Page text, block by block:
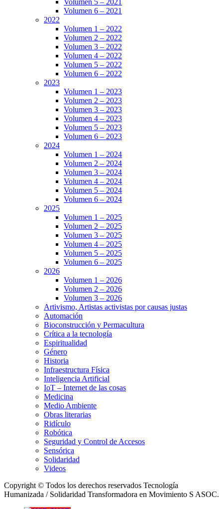
Volumen 5 – 2021
Volumen 6 – 2021
2022
Volumen 1 – 2022
Volumen 2 – 2022
Volumen 3 – 2022
Volumen 4 – 2022
Volumen 5 – 2022
Volumen 6 – 2022
2023
Volumen 1 – 2023
Volumen 2 – 2023
Volumen 3 – 2023
Volumen 4 – 2023
Volumen 5 – 2023
Volumen 6 – 2023
2024
Volumen 1 – 2024
Volumen 2 – 2024
Volumen 3 – 2024
Volumen 4 – 2024
Volumen 5 – 2024
Volumen 6 – 2024
2025
Volumen 1 – 2025
Volumen 2 – 2025
Volumen 3 – 2025
Volumen 4 – 2025
Volumen 5 – 2025
Volumen 6 – 2025
2026
Volumen 1 – 2026
Volumen 2 – 2026
Volumen 3 – 2026
Artivismo, Artistas activistas por causas justas
Automación
Bioconstrucción y Permacultura
Crítica a la tecnología
Espiritualidad
Género
Historia
Infraestructura Física
Inteligencia Artificial
IoT – Internet de las cosas
Medicina
Medio Ambiente
Obras literarias
Ridículo
Robótica
Seguridad y Control de Accesos
Sensórica
Solidaridad
Videos
Copyright © Todos los derechos reservados Tecnología
Humanizada / Solidaridad Transformadora en Movimiento S ASOC.